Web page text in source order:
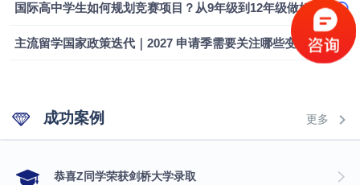
国际高中学生如何规划竞赛项目？从9年级到12年级做好本科申请布局
主流留学国家政策迭代｜2027 申请季需要关注哪些变化
成功案例 更多
​恭喜Z同学荣获剑桥大学录取